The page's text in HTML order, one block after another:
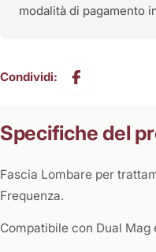
modalità di pagamento
Condividi:
Specifiche del
Fascia Lombare per
Frequenza.
Compatibile con Dual Mag